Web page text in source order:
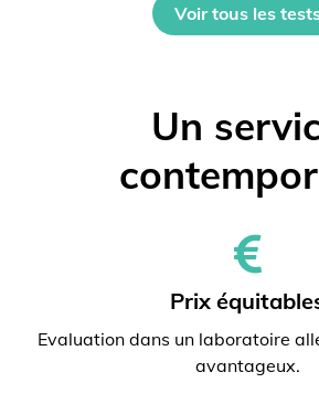
Voir tous les
Un
Prix
Evaluation dans un laboratoire
avantageux.